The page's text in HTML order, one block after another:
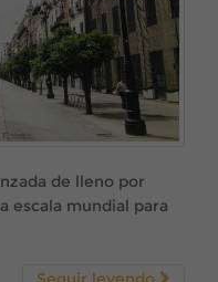
de lleno por
escala mundial para